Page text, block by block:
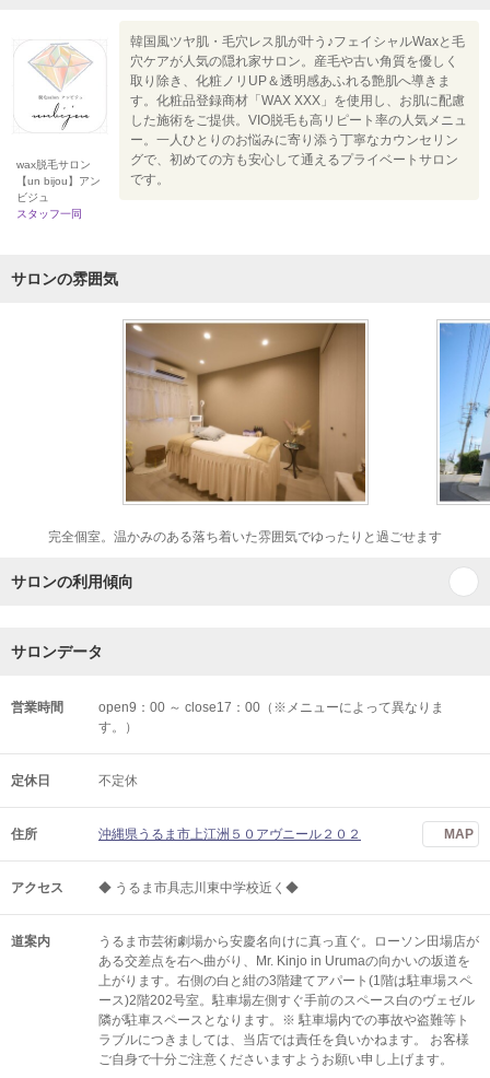
wax脱毛サロン
【un bijou】アン
ビジュ
スタッフ一同
韓国風ツヤ肌・毛穴レス肌が叶う♪フェイシャルWaxと毛
穴ケアが人気の隠れ家サロン。産毛や古い角質を優しく
取り除き、化粧ノリUP＆透明感あふれる艶肌へ導きま
す。化粧品登録商材「WAX XXX」を使用し、お肌に配慮
した施術をご提供。VIO脱毛も高リピート率の人気メニュ
ー。一人ひとりのお悩みに寄り添う丁寧なカウンセリン
グで、初めての方も安心して通えるプライベートサロン
です。
サロンの雰囲気
完全個室。温かみのある落ち着いた雰囲気でゆったりと過ごせます
サロンの利用傾向
サロンデータ
営業時間
open9：00 ～ close17：00（※メニューによって異なりま
す。）
定休日 不定休
住所 沖縄県うるま市上江洲５０アヴニール２０２ MAP
アクセス ◆ うるま市具志川東中学校近く◆
道案内
うるま市芸術劇場から安慶名向けに真っ直ぐ。ローソン田場店が
ある交差点を右へ曲がり、Mr. Kinjo in Urumaの向かいの坂道を
上がります。右側の白と紺の3階建てアパート(1階は駐車場スペ
ース)2階202号室。駐車場左側すぐ手前のスペース白のヴェゼル
隣が駐車スペースとなります。※ 駐車場内での事故や盗難等ト
ラブルにつきましては、当店では責任を負いかねます。 お客様
ご自身で十分ご注意くださいますようお願い申し上げます。